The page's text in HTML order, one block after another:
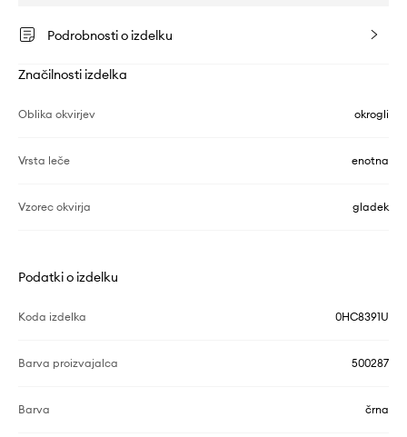
Podrobnosti o izdelku
Značilnosti izdelka
Oblika okvirjev okrogli
Vrsta leče enotna
Vzorec okvirja gladek
Podatki o izdelku
Koda izdelka 0HC8391U
Barva proizvajalca 500287
Barva črna